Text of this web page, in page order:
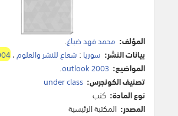
المؤلف: محمد فهد ضباغ.
بيانات النشر: سوريا : شعاع للنشر والعلوم،
المواضيع: outlook 2003
.
تصنيف الكونجرس: under class
نوع المادة: كتب
المصدر: المكتبة الرئيسية